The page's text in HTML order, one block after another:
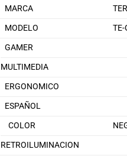
MARCA
MODELO
GAMER
MULTIMEDIA
ERGONOMICO
ESPAÑOL
COLOR
RETROILUMINACION